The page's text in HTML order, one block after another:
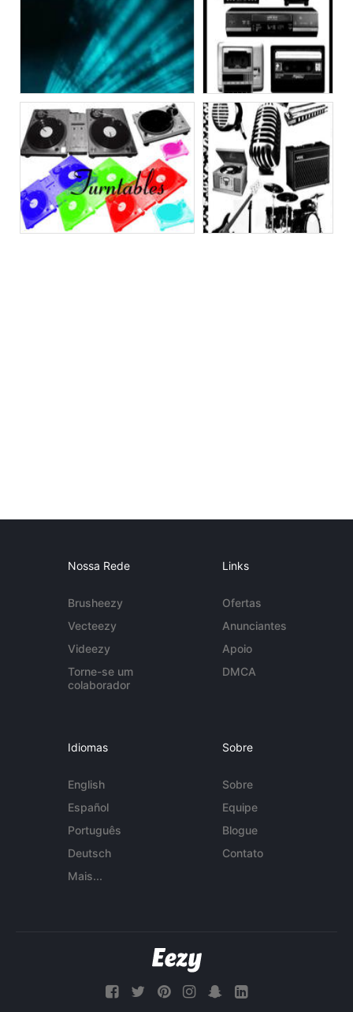
Nossa Rede
Brusheezy
Vecteezy
Videezy
Torne-se um
colaborador
Links
Ofertas
Anunciantes
Apoio
DMCA
Idiomas
English
Español
Português
Deutsch
Mais...
Sobre
Sobre
Equipe
Blogue
Contato